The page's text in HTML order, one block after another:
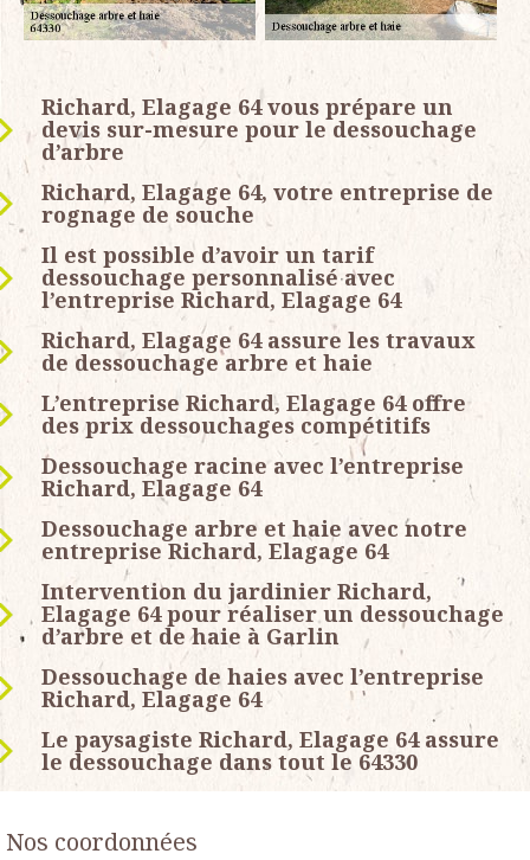
Richard, Elagage 64 vous prépare un
devis sur-mesure pour le dessouchage
d’arbre
Richard, Elagage 64, votre entreprise de
rognage de souche
Il est possible d’avoir un tarif
dessouchage personnalisé avec
l’entreprise Richard, Elagage 64
Richard, Elagage 64 assure les travaux
de dessouchage arbre et haie
L’entreprise Richard, Elagage 64 offre
des prix dessouchages compétitifs
Dessouchage racine avec l’entreprise
Richard, Elagage 64
Dessouchage arbre et haie avec notre
entreprise Richard, Elagage 64
Intervention du jardinier Richard,
Elagage 64 pour réaliser un dessouchage
d’arbre et de haie à Garlin
Dessouchage de haies avec l’entreprise
Richard, Elagage 64
Le paysagiste Richard, Elagage 64 assure
le dessouchage dans tout le 64330
Nos coordonnées